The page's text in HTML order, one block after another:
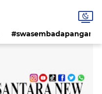
#swasembadapangan